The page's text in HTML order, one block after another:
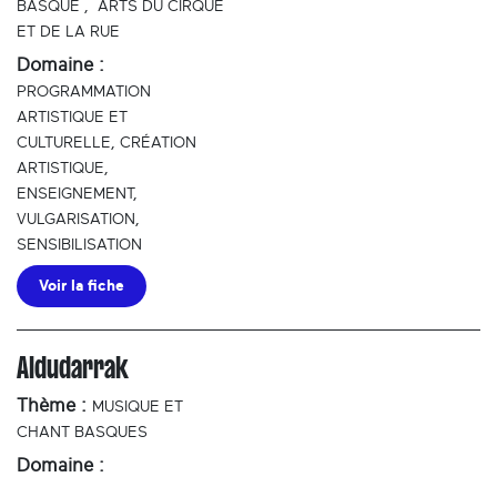
BASQUE , ARTS DU CIRQUE
ET DE LA RUE
Domaine :
PROGRAMMATION
ARTISTIQUE ET
CULTURELLE, CRÉATION
ARTISTIQUE,
ENSEIGNEMENT,
VULGARISATION,
SENSIBILISATION
Voir la fiche
Aldudarrak
Thème : MUSIQUE ET
CHANT BASQUES
Domaine :